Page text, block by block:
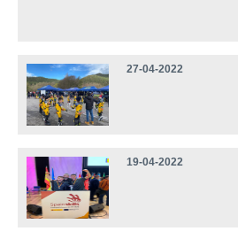
27-04-2022
19-04-2022